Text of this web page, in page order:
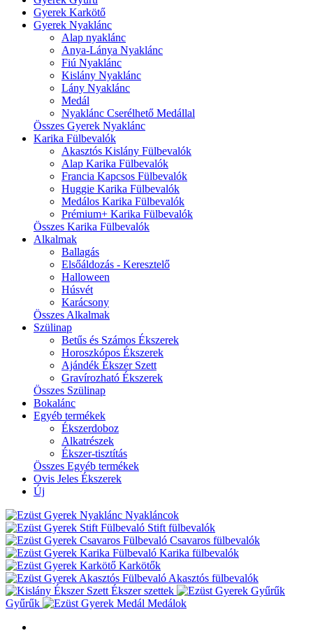
Gyerek Karkötő
Gyerek Nyaklánc
Alap nyaklánc
Anya-Lánya Nyaklánc
Fiú Nyaklánc
Kislány Nyaklánc
Lány Nyaklánc
Medál
Nyaklánc Cserélhető Medállal
Összes Gyerek Nyaklánc
Karika Fülbevalók
Akasztós Kislány Fülbevalók
Alap Karika Fülbevalók
Francia Kapcsos Fülbevalók
Huggie Karika Fülbevalók
Medálos Karika Fülbevalók
Prémium+ Karika Fülbevalók
Összes Karika Fülbevalók
Alkalmak
Ballagás
Elsőáldozás - Keresztelő
Halloween
Húsvét
Karácsony
Összes Alkalmak
Szülinap
Betűs és Számos Ékszerek
Horoszkópos Ékszerek
Ajándék Ékszer Szett
Gravírozható Ékszerek
Összes Szülinap
Bokalánc
Egyéb termékek
Ékszerdoboz
Alkatrészek
Ékszer-tisztítás
Összes Egyéb termékek
Ovis Jeles Ékszerek
Új
Nyakláncok
Stift fülbevalók
Csavaros fülbevalók
Karika fülbevalók
Karkötők
Akasztós fülbevalók
Ékszer szettek
Gyűrűk
Medálok